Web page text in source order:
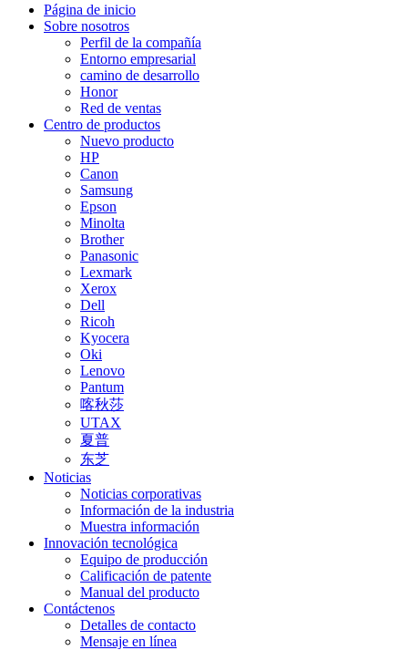
Página de inicio
Sobre nosotros
Perfil de la compañía
Entorno empresarial
camino de desarrollo
Honor
Red de ventas
Centro de productos
Nuevo producto
HP
Canon
Samsung
Epson
Minolta
Brother
Panasonic
Lexmark
Xerox
Dell
Ricoh
Kyocera
Oki
Lenovo
Pantum
喀秋莎
UTAX
夏普
东芝
Noticias
Noticias corporativas
Información de la industria
Muestra información
Innovación tecnológica
Equipo de producción
Calificación de patente
Manual del producto
Contáctenos
Detalles de contacto
Mensaje en línea